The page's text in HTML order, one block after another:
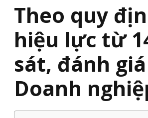
Theo quy
hiệu lực từ
sát, đánh
Doanh